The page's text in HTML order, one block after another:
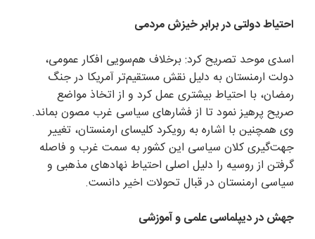
احتیاط دولتی در برابر خیزش مردمی
اسدی موحد تصریح کرد: برخلاف هم‌سویی افکار عمومی،
دولت ارمنستان به دلیل نقش مستقیم‌تر آمریکا در جنگ
رمضان، با احتیاط بیشتری عمل کرد و از اتخاذ مواضع
صریح پرهیز نمود تا از فشارهای سیاسی غرب مصون بماند.
وی همچنین با اشاره به رویکرد کلیسای ارمنستان، تغییر
جهت‌گیری کلان سیاسی این کشور به سمت غرب و فاصله
گرفتن از روسیه را دلیل اصلی احتیاط نهادهای مذهبی و
سیاسی ارمنستان در قبال تحولات اخیر دانست.
جهش در دیپلماسی علمی و آموزشی